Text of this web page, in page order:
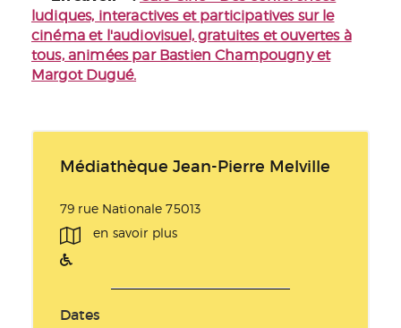
ludiques, interactives et participatives sur le
cinéma et l'audiovisuel, gratuites et ouvertes à
tous, animées par Bastien Champougny et
Margot Dugué.
Médiathèque Jean-Pierre Melville
79 rue Nationale 75013
en savoir plus
Dates